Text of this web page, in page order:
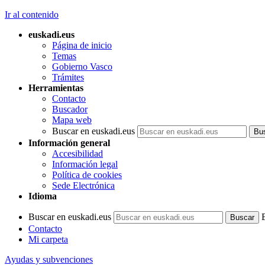
Ir al contenido
euskadi.eus
Página de inicio
Temas
Gobierno Vasco
Trámites
Herramientas
Contacto
Buscador
Mapa web
Buscar en euskadi.eus
Información general
Accesibilidad
Información legal
Política de cookies
Sede Electrónica
Idioma
Buscar en euskadi.eus
Contacto
Mi carpeta
Ayudas y subvenciones